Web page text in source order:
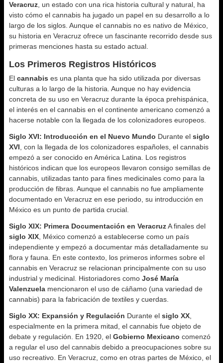
Veracruz , un estado con una rica historia cultural y natural, ha
visto cómo el cannabis ha jugado un papel en su desarrollo a lo
largo de los siglos. Aunque el cannabis no es nativo de México,
su historia en Veracruz ofrece un fascinante recorrido desde sus
primeras menciones hasta su estado actual.
Los Primeros Registros Históricos
El cannabis es una planta que ha sido utilizada por diversas
culturas a lo largo de la historia. Aunque no hay evidencia
concreta de su uso en Veracruz durante la época prehispánica,
el interés en el cannabis en el continente americano comenzó a
hacerse notable con la llegada de los colonizadores europeos.
Siglo XVI: Introducción en el Nuevo Mundo Durante el siglo
XVI , con la llegada de los colonizadores españoles, el cannabis
empezó a ser conocido en América Latina. Los registros
históricos indican que los europeos llevaron consigo semillas de
cannabis, utilizadas tanto para fines medicinales como para la
producción de fibras. Aunque el cannabis no fue ampliamente
documentado en Veracruz en ese periodo, su introducción en
México es un punto de partida crucial.
Siglo XIX: Primera Documentación en VeracruzA finales del
siglo XIX , México comenzó a establecerse como un país
independiente y empezó a documentar más detalladamente su
flora y fauna. En este contexto, los primeros informes sobre el
cannabis en Veracruz se relacionan principalmente con su uso
industrial y medicinal. Historiadores como José María
Valenzuela mencionaron el uso de cáñamo (una variedad de
cannabis) para la fabricación de textiles y cuerdas.
Siglo XX: Expansión y Regulación Durante el siglo XX
especialmente en la primera mitad, el cannabis fue objeto de
debate y regulación. En 1920, el Gobierno Mexicano comenzó
a regular el uso del cannabis debido a preocupaciones sobre su
uso recreativo. En Veracruz, como en otras partes de México, el